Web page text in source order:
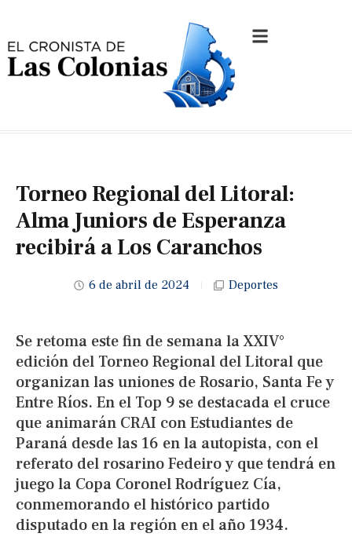
Torneo Regional del Litoral:
Alma Juniors de Esperanza
recibirá a Los Caranchos
6 de abril de 2024 Deportes
Se retoma este fin de semana la XXIV°
edición del Torneo Regional del Litoral que
organizan las uniones de Rosario, Santa Fe y
Entre Ríos. En el Top 9 se destacada el cruce
que animarán CRAI con Estudiantes de
Paraná desde las 16 en la autopista, con el
referato del rosarino Fedeiro y que tendrá en
juego la Copa Coronel Rodríguez Cía,
conmemorando el histórico partido
disputado en la región en el año 1934.